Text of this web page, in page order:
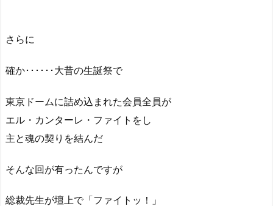
さらに
確か･･････大昔の生誕祭で
東京ドームに詰め込まれた会員全員が
エル・カンターレ・ファイトをし
主と魂の契りを結んだ
そんな回が有ったんですが
総裁先生が壇上で「ファイトッ！」